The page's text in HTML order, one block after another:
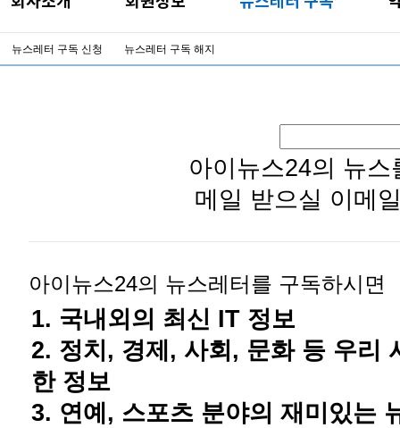
뉴스레터 구독 신청 뉴스레터 구독 해지
아이뉴스24의 뉴
메일 받으실 이메
아이뉴스24의 뉴스레터를 구독하시면
1. 국내외의 최신 IT 정보
2. 정치, 경제, 사회, 문화 등 우리
한 정보
3. 연예, 스포츠 분야의 재미있는